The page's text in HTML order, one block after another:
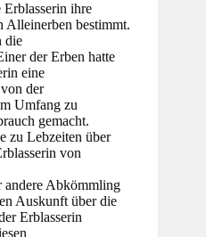
ihre
Alleinerben bestimmt.
die
der Erben hatte
eine
der
Umfang zu
gemacht.
zu Lebzeiten über
von
andere Abkömmling
Auskunft über die
Erblasserin